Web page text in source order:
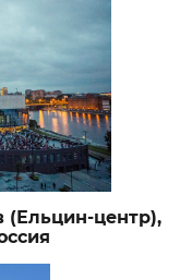
(Ельцин-центр),